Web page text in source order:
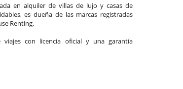
en alquiler de villas de lujo y casas de
es dueña de las marcas registradas
Renting.
viajes con licencia oficial y una garantía